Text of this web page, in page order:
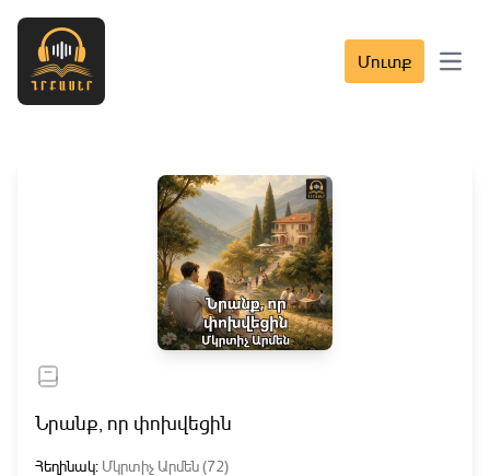
Մուտք Open
Նրանք, որ փոխվեցին
Հեղինակ: Մկրտիչ Արմեն (72)